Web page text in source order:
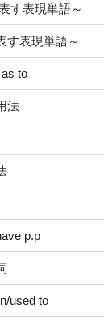
す表現単語～
す表現単語～
as to
法
p.p
used to